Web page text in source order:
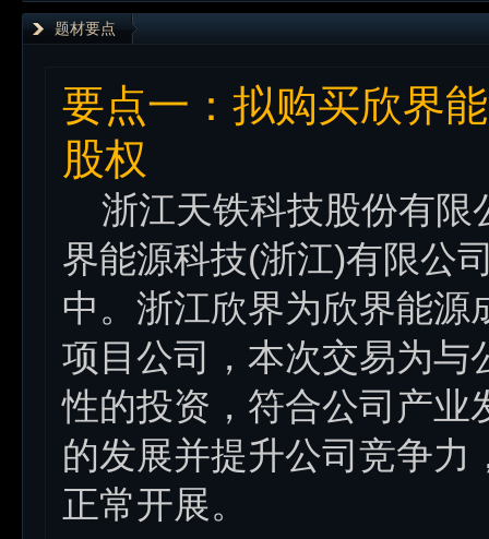
题材要点
要点一：拟购买欣界
股权
浙江天铁科技股份有限
界能源科技(浙江)有限公
中。浙江欣界为欣界能
项目公司，本次交易为与
性的投资，符合公司产业
的发展并提升公司竞争
正常开展。